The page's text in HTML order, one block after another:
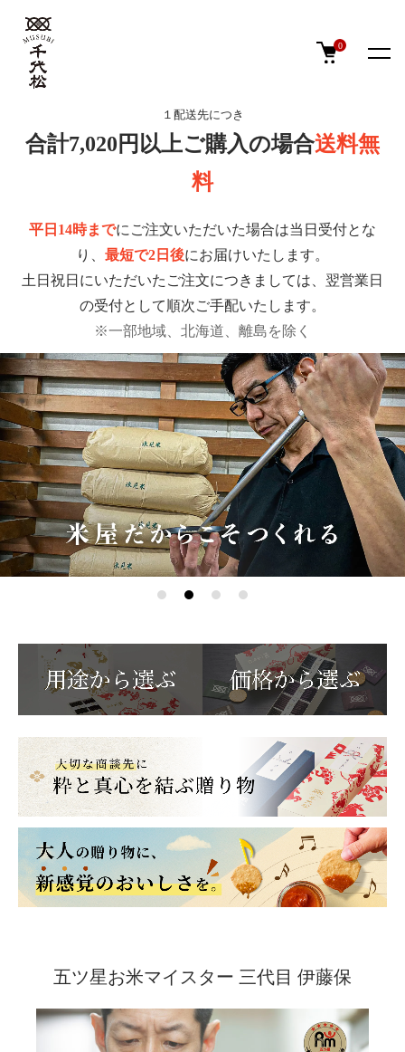
0
１配送先につき
合計7,020円以上ご購入の場合送料無
料
平日14時までにご注文いただいた場合は当日受付とな
り、 最短で2日後にお届けいたします。
土日祝日にいただいたご注文につきましては、翌営業日
の受付として順次ご手配いたします。
※一部地域、北海道、離島を除く
五ツ星お米マイスター 三代目 伊藤保